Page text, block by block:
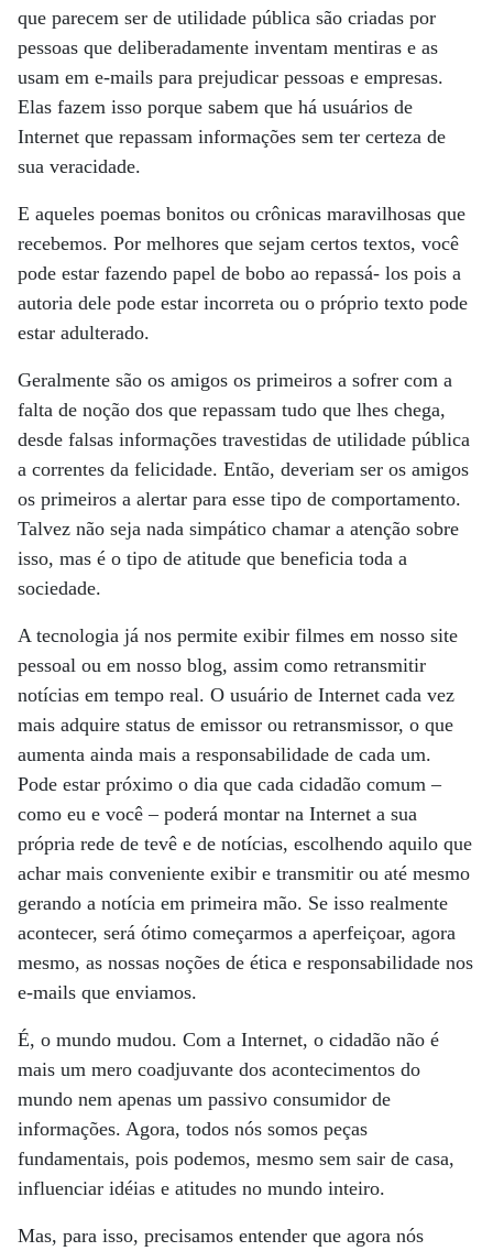
que parecem ser de utilidade pública são criadas por
pessoas que deliberadamente inventam mentiras e as
usam em e-mails para prejudicar pessoas e empresas.
Elas fazem isso porque sabem que há usuários de
Internet que repassam informações sem ter certeza de
sua veracidade.
E aqueles poemas bonitos ou crônicas maravilhosas que
recebemos. Por melhores que sejam certos textos, você
pode estar fazendo papel de bobo ao repassá- los pois a
autoria dele pode estar incorreta ou o próprio texto pode
estar adulterado.
Geralmente são os amigos os primeiros a sofrer com a
falta de noção dos que repassam tudo que lhes chega,
desde falsas informações travestidas de utilidade pública
a correntes da felicidade. Então, deveriam ser os amigos
os primeiros a alertar para esse tipo de comportamento.
Talvez não seja nada simpático chamar a atenção sobre
isso, mas é o tipo de atitude que beneficia toda a
sociedade.
A tecnologia já nos permite exibir filmes em nosso site
pessoal ou em nosso blog, assim como retransmitir
notícias em tempo real. O usuário de Internet cada vez
mais adquire status de emissor ou retransmissor, o que
aumenta ainda mais a responsabilidade de cada um.
Pode estar próximo o dia que cada cidadão comum –
como eu e você – poderá montar na Internet a sua
própria rede de tevê e de notícias, escolhendo aquilo que
achar mais conveniente exibir e transmitir ou até mesmo
gerando a notícia em primeira mão. Se isso realmente
acontecer, será ótimo começarmos a aperfeiçoar, agora
mesmo, as nossas noções de ética e responsabilidade nos
e-mails que enviamos.
É, o mundo mudou. Com a Internet, o cidadão não é
mais um mero coadjuvante dos acontecimentos do
mundo nem apenas um passivo consumidor de
informações. Agora, todos nós somos peças
fundamentais, pois podemos, mesmo sem sair de casa,
influenciar idéias e atitudes no mundo inteiro.
Mas, para isso, precisamos entender que agora nós